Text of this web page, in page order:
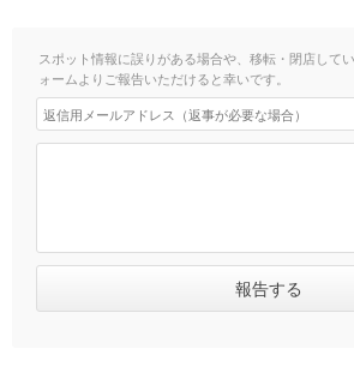
スポット情報に誤りがある場合や、移転・閉店して
ォームよりご報告いただけると幸いです。